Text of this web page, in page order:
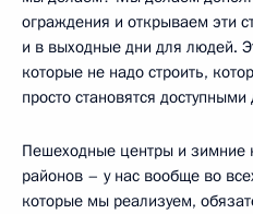
ограждения и открываем эти
и в выходные дни для людей.
которые не надо строить,
просто становятся
Пешеходные центры и зимние
районов – у нас вообще во
которые мы реализуем,